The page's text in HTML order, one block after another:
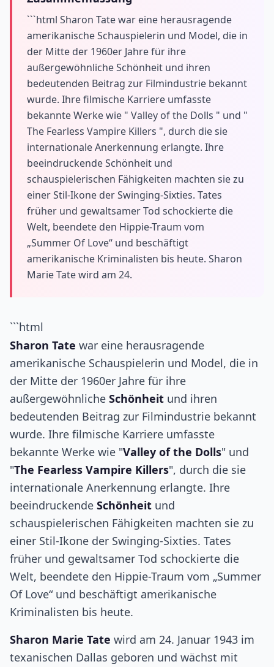
```html Sharon Tate war eine herausragende
amerikanische Schauspielerin und Model, die in
der Mitte der 1960er Jahre für ihre
außergewöhnliche Schönheit und ihren
bedeutenden Beitrag zur Filmindustrie bekannt
wurde. Ihre filmische Karriere umfasste
bekannte Werke wie " Valley of the Dolls " und "
The Fearless Vampire Killers ", durch die sie
internationale Anerkennung erlangte. Ihre
beeindruckende Schönheit und
schauspielerischen Fähigkeiten machten sie zu
einer Stil-Ikone der Swinging-Sixties. Tates
früher und gewaltsamer Tod schockierte die
Welt, beendete den Hippie-Traum vom
„Summer Of Love“ und beschäftigt
amerikanische Kriminalisten bis heute. Sharon
Marie Tate wird am 24.
```html
Sharon Tate war eine herausragende
amerikanische Schauspielerin und Model, die in
der Mitte der 1960er Jahre für ihre
außergewöhnliche Schönheit und ihren
bedeutenden Beitrag zur Filmindustrie bekannt
wurde. Ihre filmische Karriere umfasste
bekannte Werke wie "Valley of the Dolls" und
"The Fearless Vampire Killers", durch die sie
internationale Anerkennung erlangte. Ihre
beeindruckende Schönheit und
schauspielerischen Fähigkeiten machten sie zu
einer Stil-Ikone der Swinging-Sixties. Tates
früher und gewaltsamer Tod schockierte die
Welt, beendete den Hippie-Traum vom „Summer
Of Love“ und beschäftigt amerikanische
Kriminalisten bis heute.
Sharon Marie Tate wird am 24. Januar 1943 im
texanischen Dallas geboren und wächst mit